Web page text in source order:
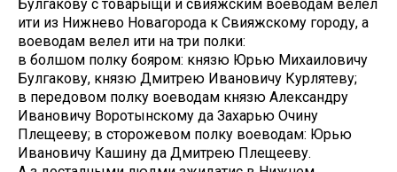
Булгакову с товарыщи и свияжским воеводам велел
ити из Нижнево Новагорода к Свияжскому городу, а
воеводам велел ити на три полки:
в болшом полку бояром: князю Юрью Михаиловичу
Булгакову, князю Дмитрею Ивановичу Курлятеву;
в передовом полку воеводам князю Александру
Ивановичу Воротынскому да Захарью Очину
Плещееву; в сторожевом полку воеводам: Юрью
Ивановичу Кашину да Дмитрею Плещееву.